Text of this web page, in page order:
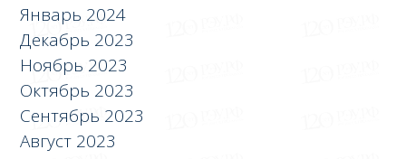
Январь 2024
Декабрь 2023
Ноябрь 2023
Октябрь 2023
Сентябрь 2023
Август 2023